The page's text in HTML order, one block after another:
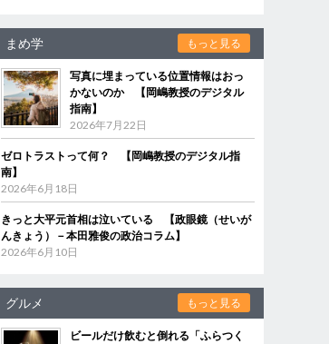
まめ学 もっと見る
写真に埋まっている位置情報はおっ
かないのか 【岡嶋教授のデジタル
指南】
2026年7月22日
ゼロトラストって何？ 【岡嶋教授のデジタル指
南】
2026年6月18日
きっと大平元首相は泣いている 【政眼鏡（せいが
んきょう）－本田雅俊の政治コラム】
2026年6月10日
グルメ もっと見る
ビールだけ飲むと倒れる「ふらつく